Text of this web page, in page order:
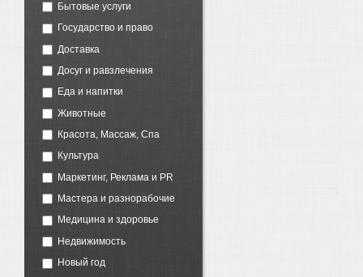
Бытовые услуги
Государство и право
Доставка
Досуг и равзлечения
Еда и напитки
Животные
Красота, Массаж, Спа
Культура
Маркетинг, Реклама и PR
Мастера и разнорабочие
Медицина и здоровье
Недвижимость
Новый год